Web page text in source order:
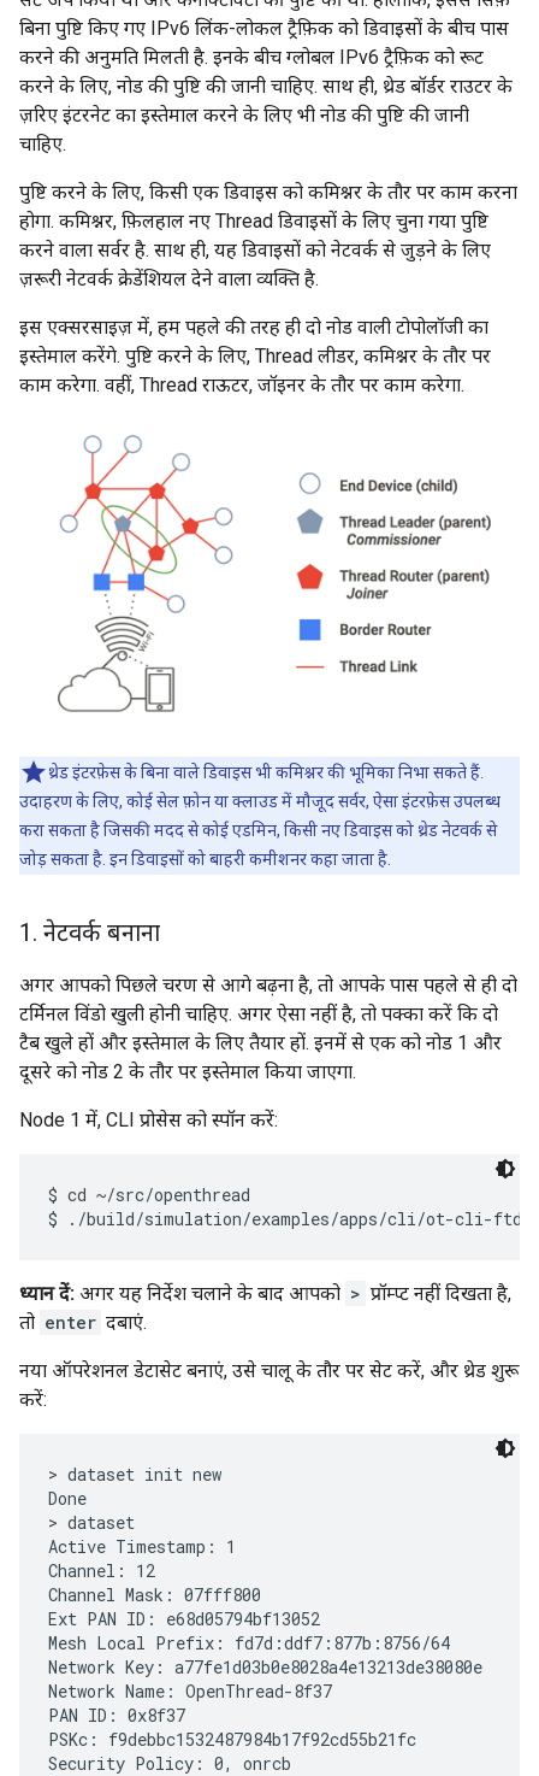
बिना पुष्टि किए गए IPv6 लिंक-लोकल ट्रैफ़िक को डिवाइसों के बीच पास
करने की अनुमति मिलती है. इनके बीच ग्लोबल IPv6 ट्रैफ़िक को रूट
करने के लिए, नोड की पुष्टि की जानी चाहिए. साथ ही, थ्रेड बॉर्डर राउटर के
ज़रिए इंटरनेट का इस्तेमाल करने के लिए भी नोड की पुष्टि की जानी
चाहिए.
पुष्टि करने के लिए, किसी एक डिवाइस को कमिश्नर के तौर पर काम करना
होगा. कमिश्नर, फ़िलहाल नए Thread डिवाइसों के लिए चुना गया पुष्टि
करने वाला सर्वर है. साथ ही, यह डिवाइसों को नेटवर्क से जुड़ने के लिए
ज़रूरी नेटवर्क क्रेडेंशियल देने वाला व्यक्ति है.
इस एक्सरसाइज़ में, हम पहले की तरह ही दो नोड वाली टोपोलॉजी का
इस्तेमाल करेंगे. पुष्टि करने के लिए, Thread लीडर, कमिश्नर के तौर पर
काम करेगा. वहीं, Thread राऊटर, जॉइनर के तौर पर काम करेगा.
थ्रेड इंटरफ़ेस के बिना वाले डिवाइस भी कमिश्नर की भूमिका निभा सकते हैं.
उदाहरण के लिए, कोई सेल फ़ोन या क्लाउड में मौजूद सर्वर, ऐसा इंटरफ़ेस उपलब्ध
करा सकता है जिसकी मदद से कोई एडमिन, किसी नए डिवाइस को थ्रेड नेटवर्क से
जोड़ सकता है. इन डिवाइसों को बाहरी कमीशनर कहा जाता है.
1 . नेटवर्क बनाना
अगर आपको पिछले चरण से आगे बढ़ना है, तो आपके पास पहले से ही दो
टर्मिनल विंडो खुली होनी चाहिए. अगर ऐसा नहीं है, तो पक्का करें कि दो
टैब खुले हों और इस्तेमाल के लिए तैयार हों. इनमें से एक को नोड 1 और
दूसरे को नोड 2 के तौर पर इस्तेमाल किया जाएगा.
Node 1 में, CLI प्रोसेस को स्पॉन करें:
$ cd ~/src/openthread
ध्यान दें: अगर यह निर्देश चलाने के बाद आपको > प्रॉम्प्ट नहीं दिखता है,
तो enter दबाएं.
नया ऑपरेशनल डेटासेट बनाएं, उसे चालू के तौर पर सेट करें, और थ्रेड शुरू
करें:
> dataset init new
Done
> dataset
Active Timestamp: 1
Channel: 12
Channel Mask: 07fff800
Ext PAN ID: e68d05794bf13052
Mesh Local Prefix: fd7d:ddf7:877b:8756/64
Network Key: a77fe1d03b0e8028a4e13213de38080e
Network Name: OpenThread-8f37
PAN ID: 0x8f37
PSKc: f9debbc1532487984b17f92cd55b21fc
Security Policy: 0, onrcb